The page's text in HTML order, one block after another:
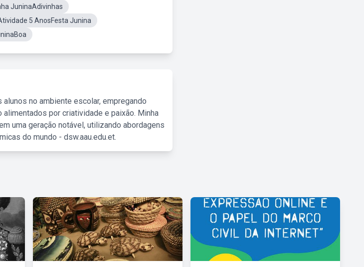
JuninaAdivinhas
5 AnosFesta Junina
no ambiente escolar, empregando
por criatividade e paixão. Minha
uma geração notável, utilizando abordagens
do mundo - dsw.aau.edu.et.